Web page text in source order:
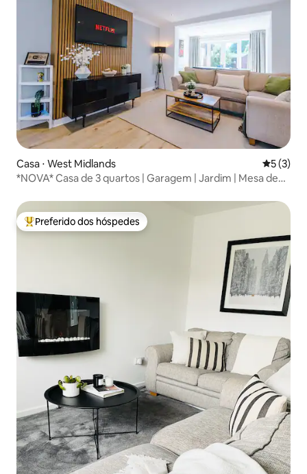
Casa ⋅ West Midlands 5 de
5 (3)
*NOVA* Casa de 3 quartos | Garagem | Jardim | Mesa de
Entre os melhores preferidos dos hóspedes
Preferido dos hóspedes